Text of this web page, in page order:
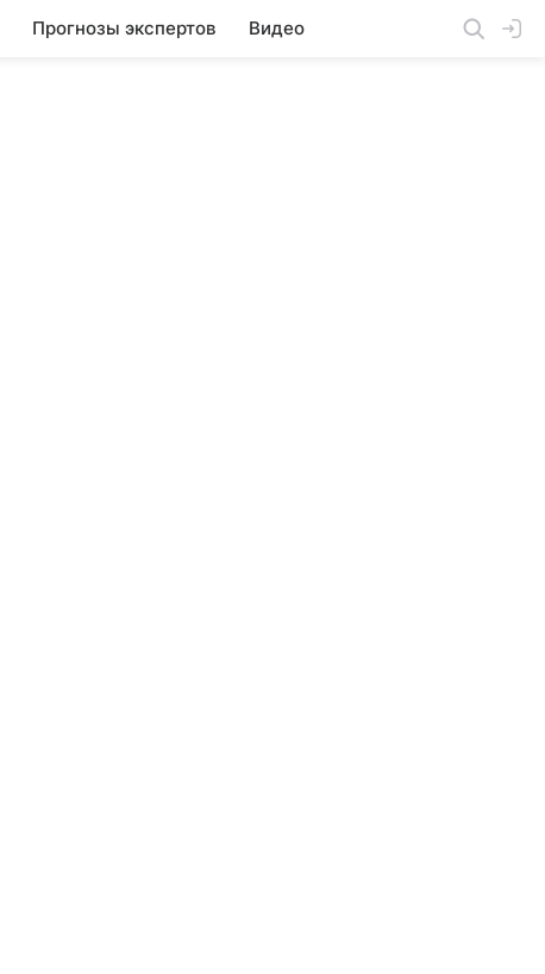
Прогнозы экспертов Видео